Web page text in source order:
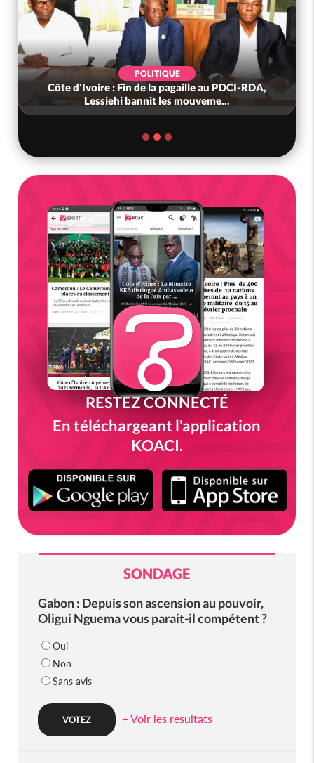
POLITIQUE
Côte d'Ivoire : Fin de la pagaille au PDCI-RDA,
Lessiehi bannit les mouveme...
RESTEZ CONNECTÉ
En téléchargeant l'application
KOACI.
SONDAGE
Gabon : Depuis son ascension au pouvoir,
Oligui Nguema vous parait-il compétent ?
Oui
Non
Sans avis
+ Voir les resultats